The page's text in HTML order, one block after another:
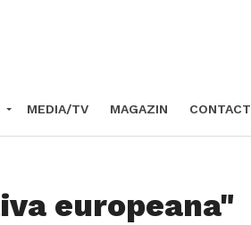
MEDIA/TV MAGAZIN CONTACT
europeana"